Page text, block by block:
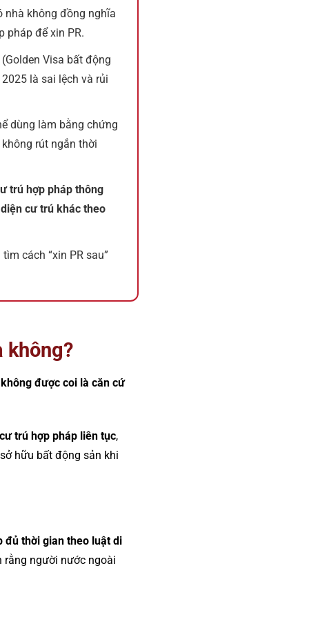
nhà không đồng nghĩa
pháp để xin PR.
Visa bất động
là sai lệch và rủi
dùng làm bằng chứng
rút ngắn thời
trú hợp pháp thông
cư trú khác theo
cách “xin PR sau”
không?
được coi là căn cứ
trú hợp pháp liên tục,
hữu bất động sản khi
đủ thời gian theo luật di
rằng người nước ngoài